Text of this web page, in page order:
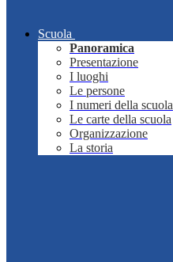
Scuola
Panoramica
Presentazione
I luoghi
Le persone
I numeri della scuola
Le carte della scuola
Organizzazione
La storia